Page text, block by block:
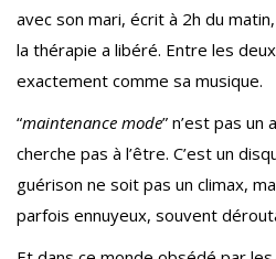
avec son mari, écrit à 2h du
la thérapie a libéré. Entre les
exactement comme sa musique.
“maintenance mode” n’est pas un
cherche pas à l’être. C’est un
guérison ne soit pas un climax,
parfois ennuyeux, souvent